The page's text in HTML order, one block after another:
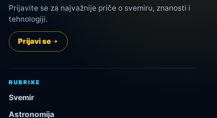
Prijavite se za najvažnije priče o svemiru, znanosti i
tehnologiji.
Prijavi se
RUBRIKE
Svemir
Astronomija